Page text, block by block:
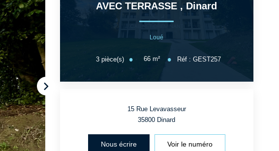
AVEC TERRASSE , Dinard
Loué
3pièce(s) 66m² Réf :GEST257
15 Rue Levavasseur
35800 Dinard
Nous écrire Voir le numéro